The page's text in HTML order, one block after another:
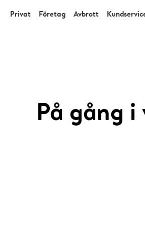
Privat Företag Avbrott
På gång